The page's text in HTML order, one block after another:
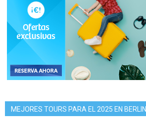
MEJORES TOURS PARA EL 2025 EN BERLIN